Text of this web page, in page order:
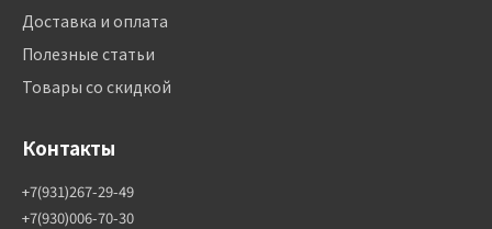
Доставка и оплата
Полезные статьи
Товары со скидкой
Контакты
+7(931)267-29-49
+7(930)006-70-30